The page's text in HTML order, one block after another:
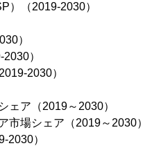
（2019-2030）
）
）
2030）
ア（2019～2030）
場シェア（2019～2030）
）